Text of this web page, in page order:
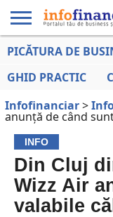
EDUCAȚIE
LA ZI
AFACERILOR
PICĂTURA DE
GHID PRACTIC
Infofinanciar>
anunță de când
INFO
Din Cluj
Wizz Air
valabile